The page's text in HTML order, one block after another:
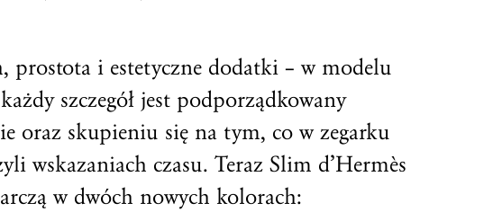
prostota i estetyczne dodatki – w modelu
szczegół jest podporządkowany
oraz skupieniu się na tym, co w zegarku
wskazaniach czasu. Teraz Slim d’Hermès
w dwóch nowych kolorach: